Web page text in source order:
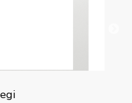
sonido egi